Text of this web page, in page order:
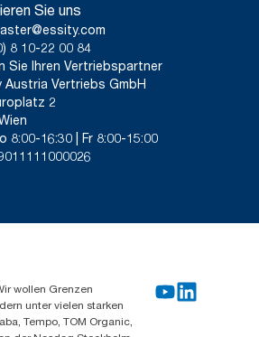
Sie uns
8 10-22 00 84
Sie Ihren Vertriebspartner
Austria Vertriebs GmbH
2
8:00-16:30 | Fr 8:00-15:00
wollen Grenzen
unter vielen starken
Tempo, TOM Organic,